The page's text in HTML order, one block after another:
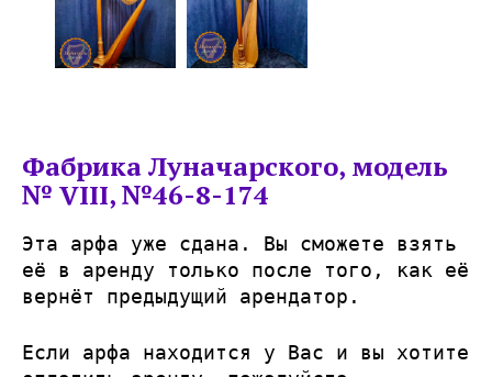
Фабрика Луначарского, модель
№ VIII, №46-8-174
Эта арфа уже сдана. Вы сможете взять
её в аренду только после того, как её
вернёт предыдущий арендатор.
Если арфа находится у Вас и вы хотите